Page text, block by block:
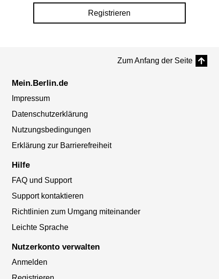
Registrieren
Zum Anfang der Seite
Mein.Berlin.de
Impressum
Datenschutzerklärung
Nutzungsbedingungen
Erklärung zur Barrierefreiheit
Hilfe
FAQ und Support
Support kontaktieren
Richtlinien zum Umgang miteinander
Leichte Sprache
Nutzerkonto verwalten
Anmelden